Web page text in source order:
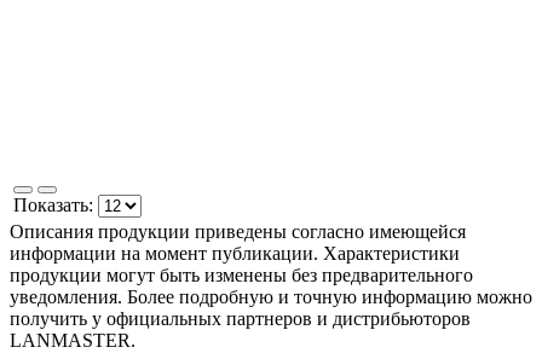
Показать:
Описания продукции приведены согласно имеющейся
информации на момент публикации. Характеристики
продукции могут быть изменены без предварительного
уведомления. Более подробную и точную информацию можно
получить у официальных партнеров и дистрибьюторов
LANMASTER.